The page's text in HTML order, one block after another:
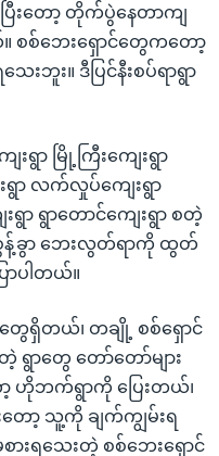
းတော့ တိုက်ပွဲနေတာကျ
စစ်ဘေးရှောင်တွေကတော့
ဘူး။ ဒီပြင်နီးစပ်ရာရွာ
းရွာ မြို့ကြီးကျေးရွာ
ေးရွာ လက်လှုပ်ကျေးရွာ
ရွာ ရွာတောင်ကျေးရွာ စတဲ့
န့်ခွာ ဘေးလွတ်ရာကို ထွတ်
ာပါတယ်။
ေရှိတယ်၊ တချို့ စစ်ရှောင်
ရွာတွေ တော်တော်များ
ဟိုဘက်ရွာကို ပြေးတယ်၊
တော့ သူ့ကို ချက်ကျွမ်းရ
းရသေးတဲ့ စစ်ဘေးရှောင်